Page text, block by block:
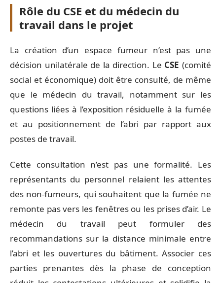
Rôle du CSE et du médecin du
travail dans le projet
La création d’un espace fumeur n’est pas une
décision unilatérale de la direction. Le CSE (comité
social et économique) doit être consulté, de même
que le médecin du travail, notamment sur les
questions liées à l’exposition résiduelle à la fumée
et au positionnement de l’abri par rapport aux
postes de travail.
Cette consultation n’est pas une formalité. Les
représentants du personnel relaient les attentes
des non-fumeurs, qui souhaitent que la fumée ne
remonte pas vers les fenêtres ou les prises d’air. Le
médecin du travail peut formuler des
recommandations sur la distance minimale entre
l’abri et les ouvertures du bâtiment. Associer ces
parties prenantes dès la phase de conception